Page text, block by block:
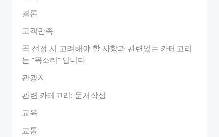
결론
고객만족
곡 선정 시 고려해야 할 사항과 관련있는 카테고리
는 "목소리" 입니다
관광지
관련 카테고리: 문서작성
교육
교통